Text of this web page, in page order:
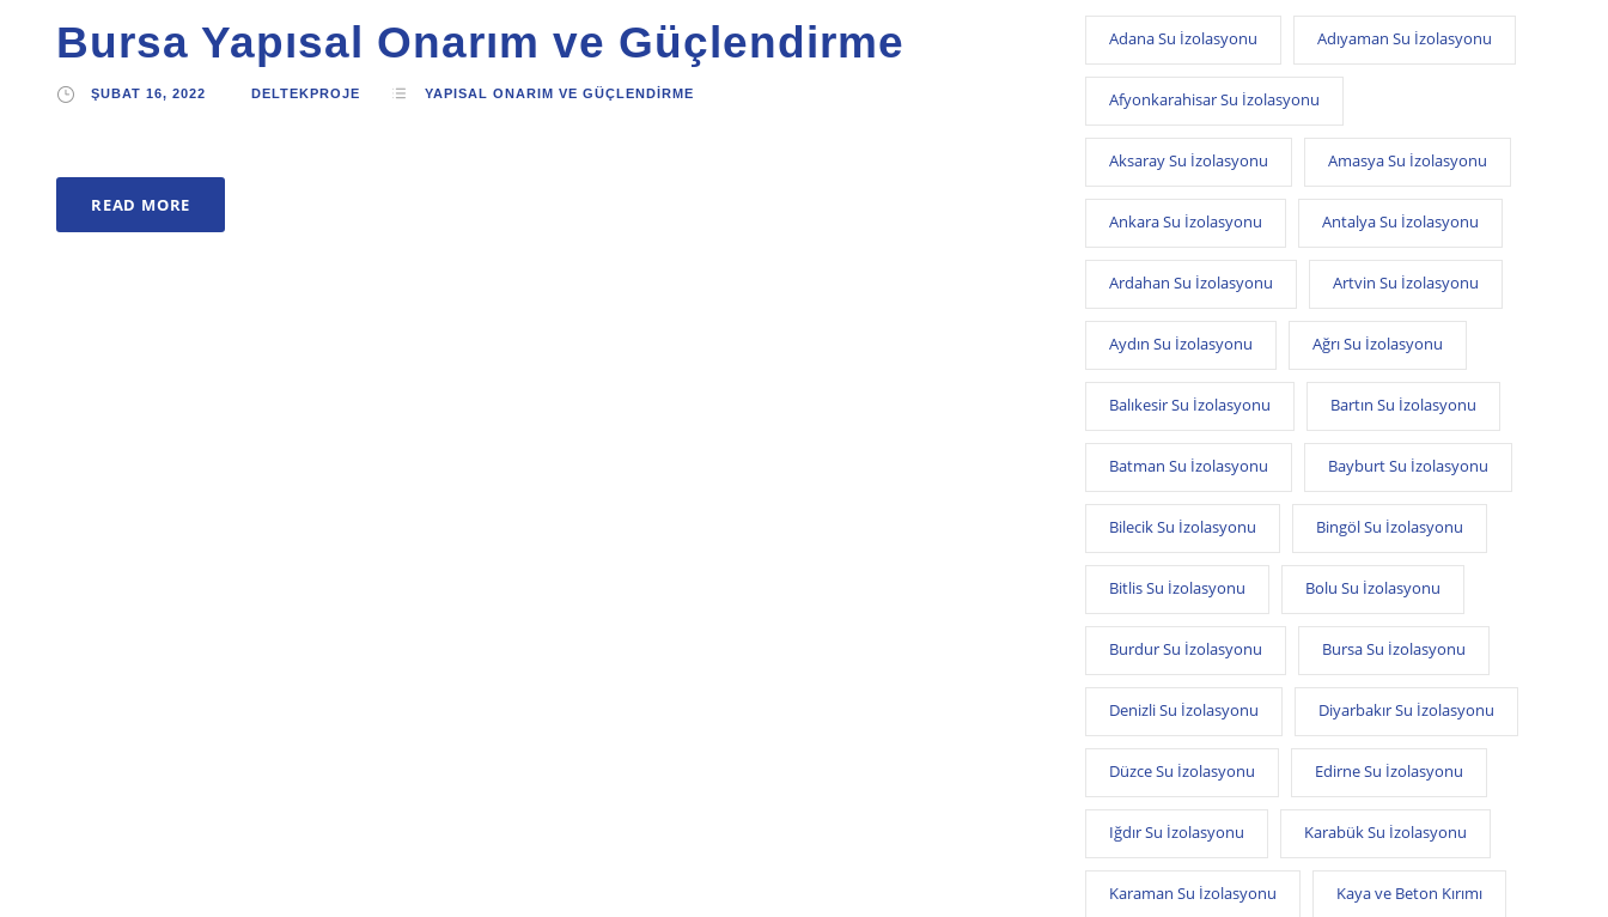
Bursa Yapısal Onarım ve Güçlendirme
ŞUBAT 16, 2022 DELTEKPROJE YAPISAL ONARIM VE GÜÇLENDIRME
READ MORE
Adana Su İzolasyonu Adıyaman Su İzolasyonu
Afyonkarahisar Su İzolasyonu
Aksaray Su İzolasyonu Amasya Su İzolasyonu
Ankara Su İzolasyonu Antalya Su İzolasyonu
Ardahan Su İzolasyonu Artvin Su İzolasyonu
Aydın Su İzolasyonu Ağrı Su İzolasyonu
Balıkesir Su İzolasyonu Bartın Su İzolasyonu
Batman Su İzolasyonu Bayburt Su İzolasyonu
Bilecik Su İzolasyonu Bingöl Su İzolasyonu
Bitlis Su İzolasyonu Bolu Su İzolasyonu
Burdur Su İzolasyonu Bursa Su İzolasyonu
Denizli Su İzolasyonu Diyarbakır Su İzolasyonu
Düzce Su İzolasyonu Edirne Su İzolasyonu
Iğdır Su İzolasyonu Karabük Su İzolasyonu
Karaman Su İzolasyonu Kaya ve Beton Kırımı